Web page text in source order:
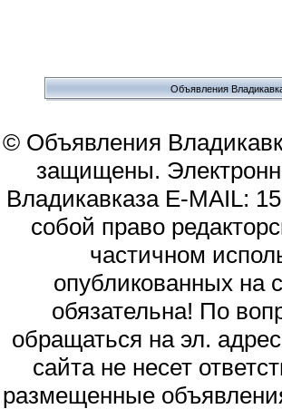
Объявления
© Объявления
защищены.
Владикавказа E-MAIL:
собой право
частичном
опубликованных на
обязательна! По
обращаться на эл.
сайта не несет
размещенные